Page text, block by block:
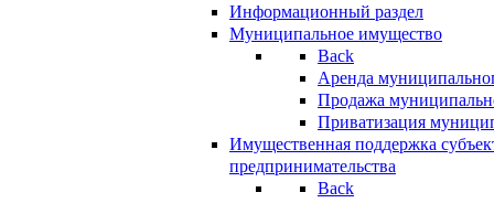
Информационный раздел
Муниципальное имущество
Back
Аренда
Продажа
Приватизация
Имущественная поддержка
предпринимательства
Back